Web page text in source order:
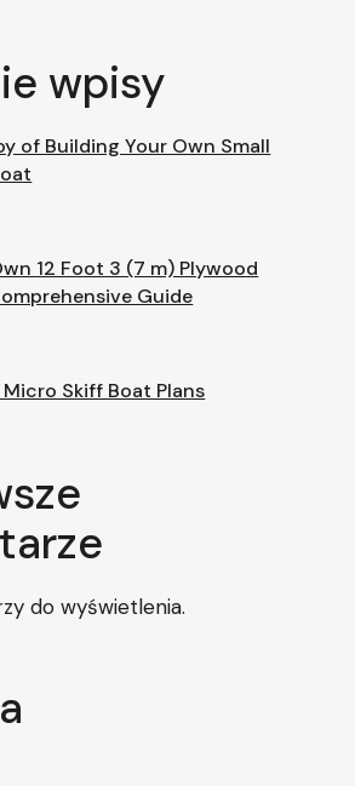
wpisy
of Building Your Own Small
12 Foot 3 (7 m) Plywood
Guide
Skiff Boat Plans
do wyświetlenia.